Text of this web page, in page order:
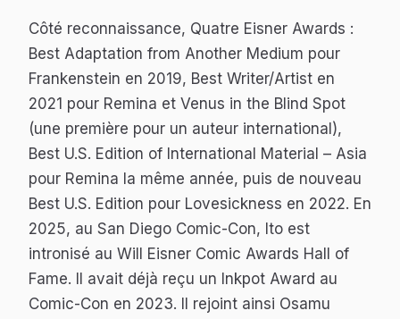
Côté reconnaissance, Quatre Eisner Awards :
Best Adaptation from Another Medium pour
Frankenstein en 2019, Best Writer/Artist en
2021 pour Remina et Venus in the Blind Spot
(une première pour un auteur international),
Best U.S. Edition of International Material – Asia
pour Remina la même année, puis de nouveau
Best U.S. Edition pour Lovesickness en 2022. En
2025, au San Diego Comic-Con, Ito est
intronisé au Will Eisner Comic Awards Hall of
Fame. Il avait déjà reçu un Inkpot Award au
Comic-Con en 2023. Il rejoint ainsi Osamu